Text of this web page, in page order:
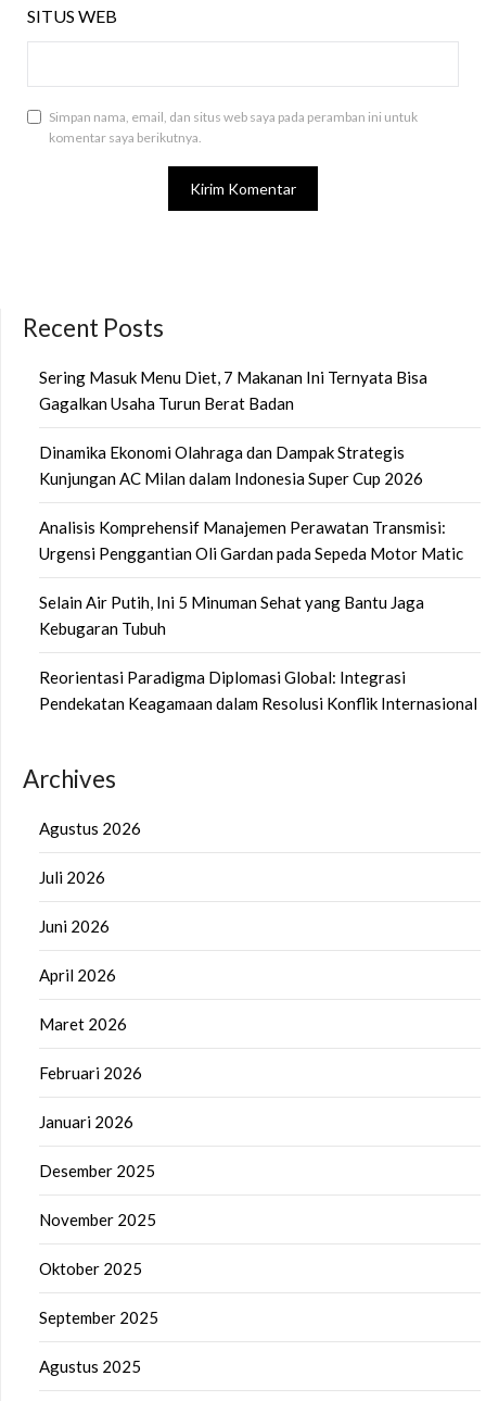
SITUS WEB
Simpan nama, email, dan situs web saya pada peramban ini untuk
komentar saya berikutnya.
Recent Posts
Sering Masuk Menu Diet, 7 Makanan Ini Ternyata Bisa
Gagalkan Usaha Turun Berat Badan
Dinamika Ekonomi Olahraga dan Dampak Strategis
Kunjungan AC Milan dalam Indonesia Super Cup 2026
Analisis Komprehensif Manajemen Perawatan Transmisi:
Urgensi Penggantian Oli Gardan pada Sepeda Motor Matic
Selain Air Putih, Ini 5 Minuman Sehat yang Bantu Jaga
Kebugaran Tubuh
Reorientasi Paradigma Diplomasi Global: Integrasi
Pendekatan Keagamaan dalam Resolusi Konflik Internasional
Archives
Agustus 2026
Juli 2026
Juni 2026
April 2026
Maret 2026
Februari 2026
Januari 2026
Desember 2025
November 2025
Oktober 2025
September 2025
Agustus 2025